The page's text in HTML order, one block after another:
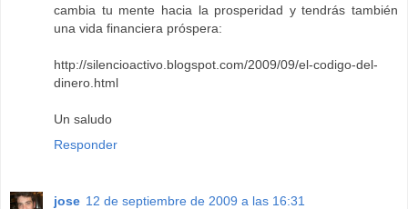
cambia tu mente hacia la prosperidad y tendrás también
una vida financiera próspera:
http://silencioactivo.blogspot.com/2009/09/el-codigo-del-
dinero.html
Un saludo
Responder
jose 12 de septiembre de 2009 a las 16:31